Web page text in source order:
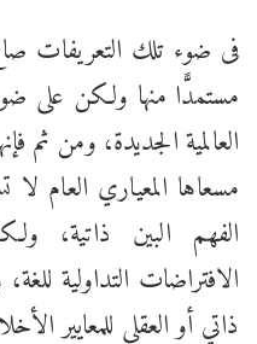
فى ضوء تلك التعريفات
مستمدًّا منها ولكن على ضوء
العالمية الجديدة، ومن ثم
مسعاها المعياري العام
الفهم البين ذاتية،
الافتراضات التداولية
ذاتي أو العقلي للمعايير